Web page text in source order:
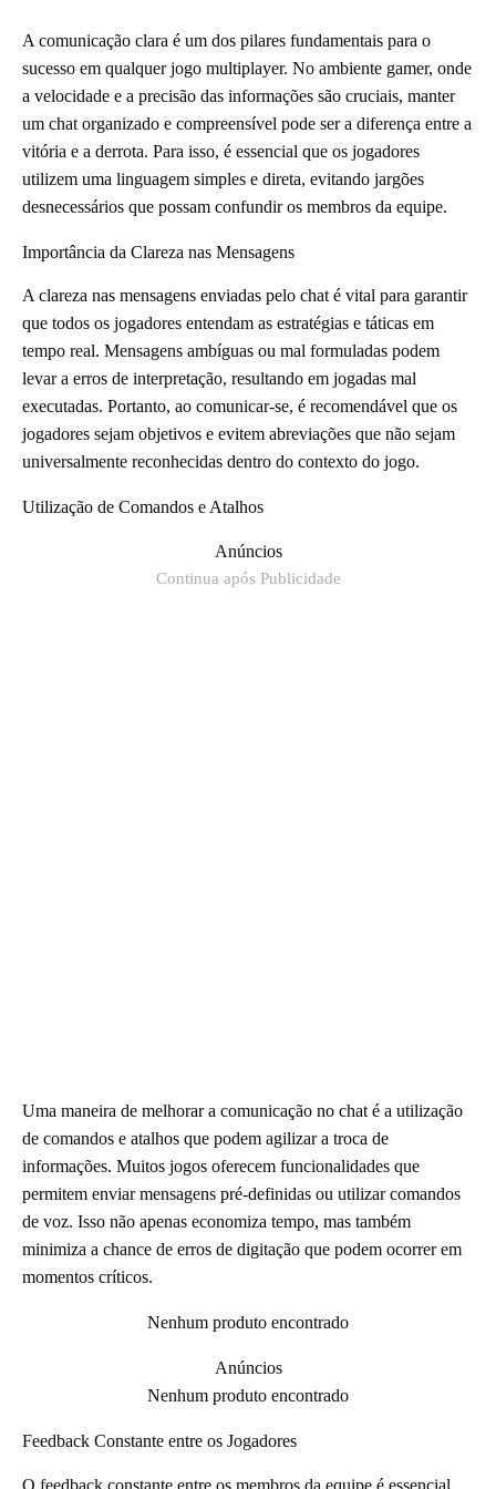
A comunicação clara é um dos pilares fundamentais para o
sucesso em qualquer jogo multiplayer. No ambiente gamer, onde
a velocidade e a precisão das informações são cruciais, manter
um chat organizado e compreensível pode ser a diferença entre a
vitória e a derrota. Para isso, é essencial que os jogadores
utilizem uma linguagem simples e direta, evitando jargões
desnecessários que possam confundir os membros da equipe.
Importância da Clareza nas Mensagens
A clareza nas mensagens enviadas pelo chat é vital para garantir
que todos os jogadores entendam as estratégias e táticas em
tempo real. Mensagens ambíguas ou mal formuladas podem
levar a erros de interpretação, resultando em jogadas mal
executadas. Portanto, ao comunicar-se, é recomendável que os
jogadores sejam objetivos e evitem abreviações que não sejam
universalmente reconhecidas dentro do contexto do jogo.
Utilização de Comandos e Atalhos
Anúncios
Continua após Publicidade
Uma maneira de melhorar a comunicação no chat é a utilização
de comandos e atalhos que podem agilizar a troca de
informações. Muitos jogos oferecem funcionalidades que
permitem enviar mensagens pré-definidas ou utilizar comandos
de voz. Isso não apenas economiza tempo, mas também
minimiza a chance de erros de digitação que podem ocorrer em
momentos críticos.
Nenhum produto encontrado
Anúncios
Nenhum produto encontrado
Feedback Constante entre os Jogadores
O feedback constante entre os membros da equipe é essencial